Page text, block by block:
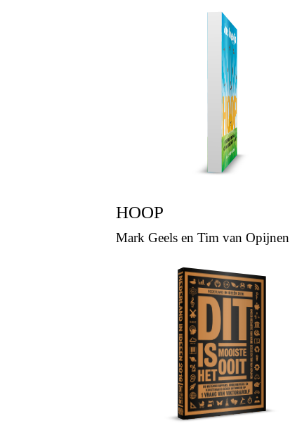
HOOP
Mark Geels en Tim van Opijnen